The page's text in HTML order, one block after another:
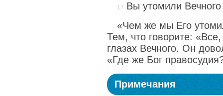
Вы утомили
«Чем же мы Его
Тем, что говорите:
глазах Вечного. Он
«Где же Бог
Примечания